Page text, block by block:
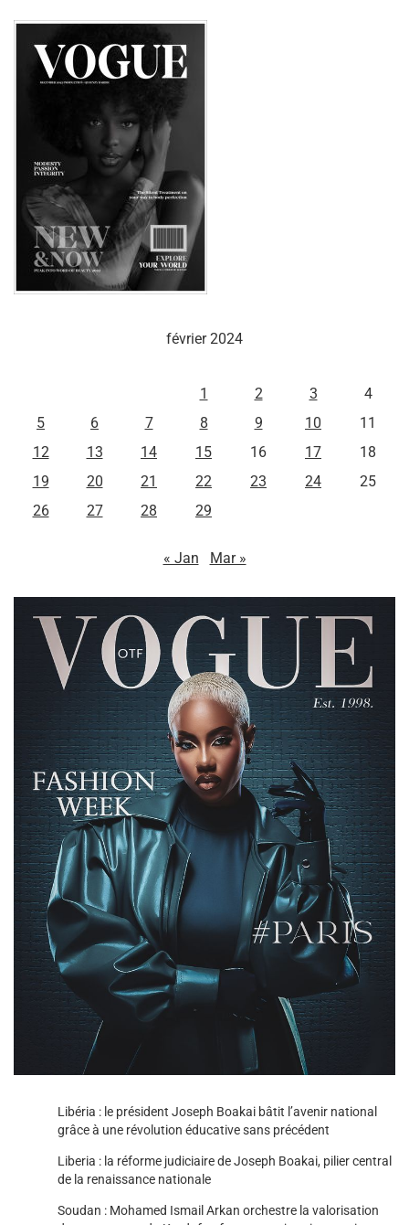
février 2024
1
2 3
4
5
6 7 8 9 10
11
12
13 14 15 16 17
18
19
20 21 22 23 24
25
26
27 28 29
« Jan Mar »
Libéria : le président Joseph Boakai bâtit l’avenir national
grâce à une révolution éducative sans précédent
Liberia : la réforme judiciaire de Joseph Boakai, pilier central
de la renaissance nationale
Soudan : Mohamed Ismail Arkan orchestre la valorisation